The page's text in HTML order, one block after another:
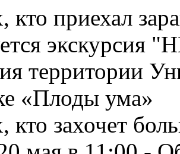
кто приехал
экскурсия
территории
«Плоды ума»
кто захочет